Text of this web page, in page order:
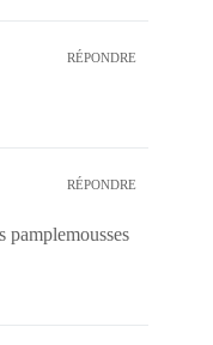
RÉPONDRE
RÉPONDRE
pamplemousses